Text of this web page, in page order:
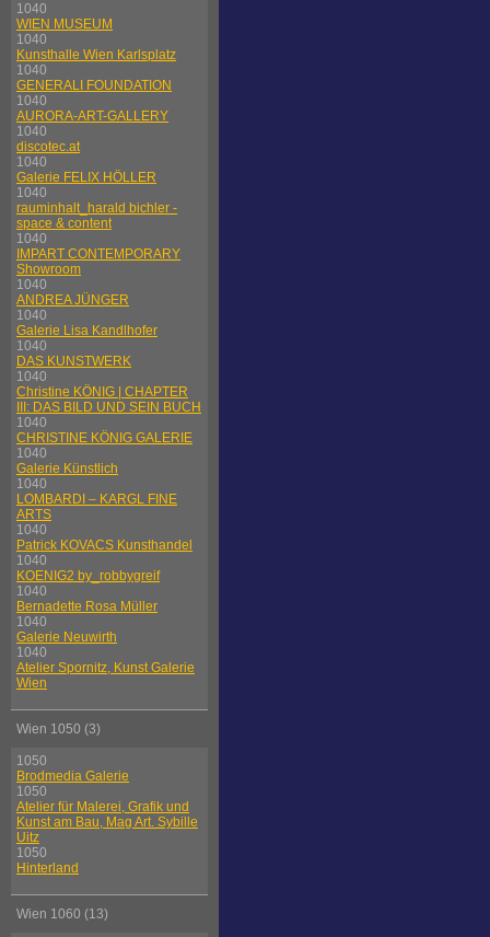
1040
WIEN MUSEUM
1040
Kunsthalle Wien Karlsplatz
1040
GENERALI FOUNDATION
1040
AURORA-ART-GALLERY
1040
discotec.at
1040
Galerie FELIX HÖLLER
1040
rauminhalt_harald bichler -
space & content
1040
IMPART CONTEMPORARY
Showroom
1040
ANDREA JÜNGER
1040
Galerie Lisa Kandlhofer
1040
DAS KUNSTWERK
1040
Christine KÖNIG | CHAPTER
III: DAS BILD UND SEIN BUCH
1040
CHRISTINE KÖNIG GALERIE
1040
Galerie Künstlich
1040
LOMBARDI – KARGL FINE
ARTS
1040
Patrick KOVACS Kunsthandel
1040
KOENIG2 by_robbygreif
1040
Bernadette Rosa Müller
1040
Galerie Neuwirth
1040
Atelier Spornitz, Kunst Galerie
Wien
Wien 1050 (3)
1050
Brodmedia Galerie
1050
Atelier für Malerei, Grafik und
Kunst am Bau, Mag Art. Sybille
Uitz
1050
Hinterland
Wien 1060 (13)